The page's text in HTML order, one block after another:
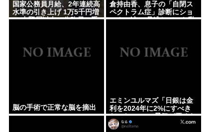
国家公務員月給、2年連続高
水準の引き上げ 1万5千円増
に 中堅層以上の公務員に手
倉持由香、息子の「自閉ス
ペクトラム症」診断にショ
ックで涙… 見逃していた乳
脳の手術で正常な脳を摘出
エミンユルマズ「日銀は金
利を2024年に2%にすべき
だった、2%で景気が悪くな
るなら生産性が低い利益が